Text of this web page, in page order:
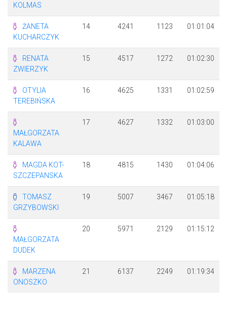
KOLMAS
ŻANETA
KUCHARCZYK
14 4241 1123 01:01:04
RENATA
ZWIERZYK
15 4517 1272 01:02:30
OTYLIA
TEREBIŃSKA
16 4625 1331 01:02:59
MAŁGORZATA
KALAWA
17 4627 1332 01:03:00
MAGDA KOT-
SZCZEPANSKA
18 4815 1430 01:04:06
TOMASZ
GRZYBOWSKI
19 5007 3467 01:05:18
MAŁGORZATA
DUDEK
20 5971 2129 01:15:12
MARZENA
ONOSZKO
21 6137 2249 01:19:34